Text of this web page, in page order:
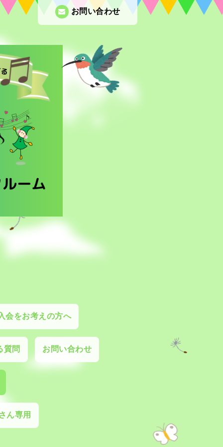
お問い合わせ
会をお考えの方へ
質問 お問い合わせ
ん専用